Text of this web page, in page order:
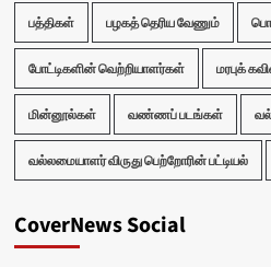
பத்திகள் பழகத் தெரிய வேணும்
போட்டிகளின் வெற்றியாளர்கள் மரபுக்
மின்னூல்கள் வண்ணப் படங்கள்
வல்லமையாளர் விருது பெற்றோரின் பட்டியல்
CoverNews Social